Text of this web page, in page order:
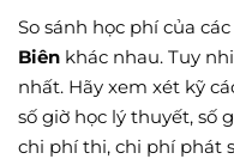
So sánh học phí của các
Biên khác nhau. Tuy
nhất. Hãy xem xét kỹ
số giờ học lý thuyết, số
chi phí thi, chi phí phát